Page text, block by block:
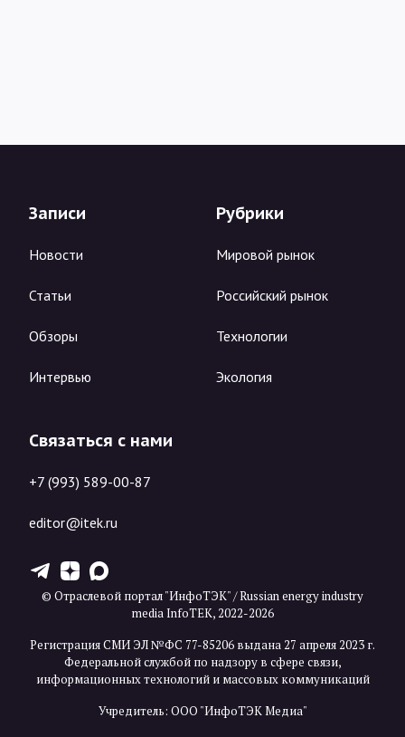
Записи
Новости
Статьи
Обзоры
Интервью
Рубрики
Мировой рынок
Российский рынок
Технологии
Экология
Связаться с нами
+7 (993) 589-00-87
editor@itek.ru
T Z X
© Отраслевой портал "ИнфоТЭК" / Russian energy industry
media InfoTEK, 2022-2026
Регистрация СМИ ЭЛ №ФС 77-85206 выдана 27 апреля 2023 г.
Федеральной службой по надзору в сфере связи,
информационных технологий и массовых коммуникаций
Учредитель: ООО "ИнфоТЭК Медиа"